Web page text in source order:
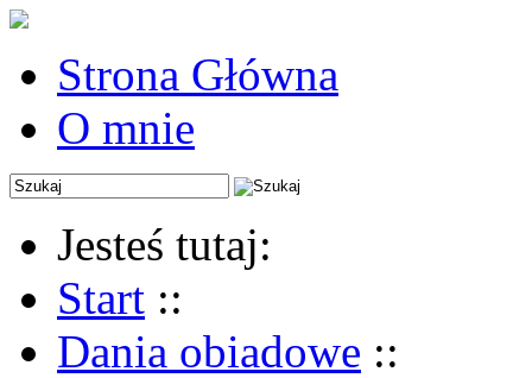
Strona Główna
O mnie
Jesteś tutaj:
Start ::
Dania obiadowe ::